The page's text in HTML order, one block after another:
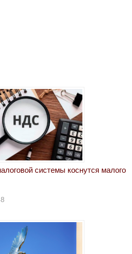
системы коснутся малого